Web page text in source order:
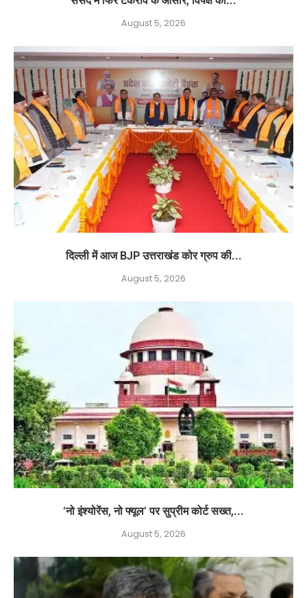
August 5, 2026
दिल्ली में आज BJP उत्तराखंड कोर ग्रुप की...
August 5, 2026
‘नो इंश्योरेंस, नो फ्यूल’ पर सुप्रीम कोर्ट सख्त,...
August 5, 2026